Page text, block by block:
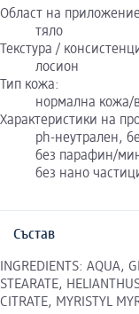
Област на
тяло
Текстура /
лосион
Тип кожа:
нормална кожа/
Характеристики на
ph-неутрален,
без парафин/
без нано
Състав
INGREDIENTS: AQUA,
STEARATE,
CITRATE, MYRISTYL